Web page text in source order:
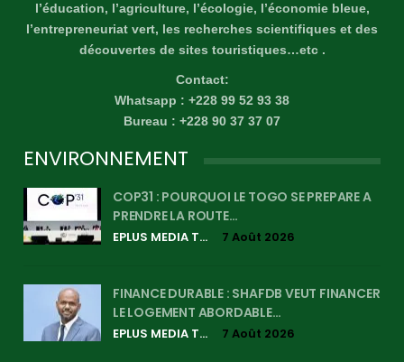
l’éducation, l’agriculture, l’écologie, l’économie bleue,
l’entrepreneuriat vert, les recherches scientifiques et des
découvertes de sites touristiques…etc .
Contact:
Whatsapp : +228 99 52 93 38
Bureau : +228 90 37 37 07
ENVIRONNEMENT
COP31 : POURQUOI LE TOGO SE PREPARE A
PRENDRE LA ROUTE…
EPLUS MEDIA TV 7 Août 2026
FINANCE DURABLE : SHAFDB VEUT FINANCER
LE LOGEMENT ABORDABLE…
EPLUS MEDIA TV 7 Août 2026